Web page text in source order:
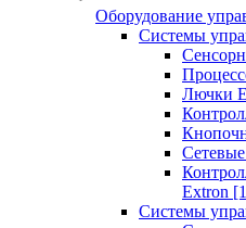
Оборудование
Системы
Лючки
Extron
Системы